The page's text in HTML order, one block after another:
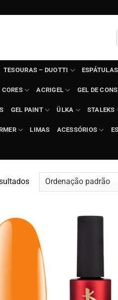
TESOURAS – DUOTTI
ACRIGEL GEL DE
GEL PAINT ÜLKA STALEKS
LIMAS ACESSÓRIOS